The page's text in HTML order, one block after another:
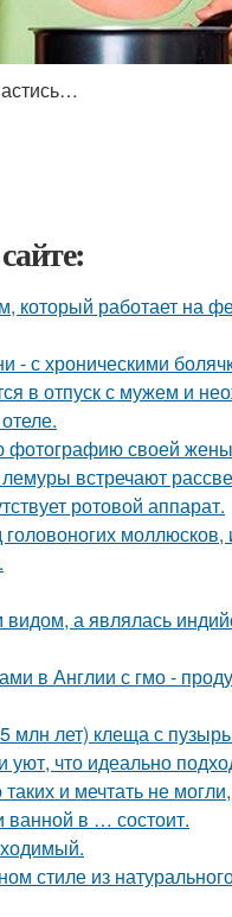
который работает на
- с хроническими
в отпуск с мужем и
своей
встречают
ротовой аппарат.
а являлась
в Англии с гмо -
лет) клеща с
что идеально
и мечтать не
ванной в … состоит.
стиле из